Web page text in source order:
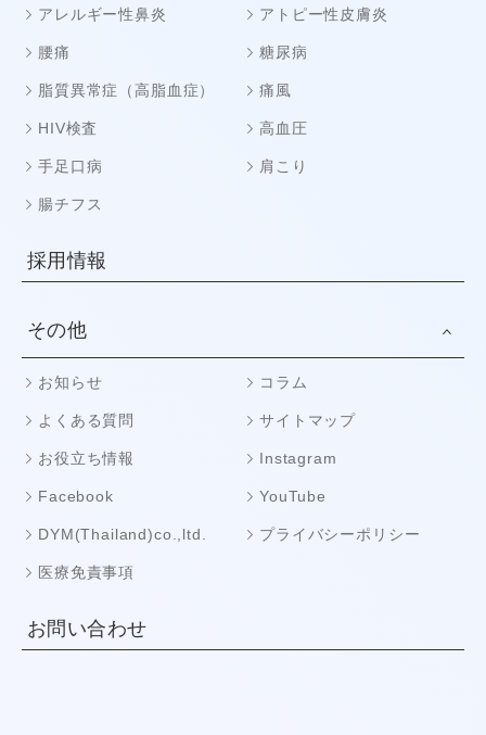
アレルギー性鼻炎 アトピー性皮膚炎
腰痛 糖尿病
脂質異常症（高脂血症） 痛風
HIV検査 高血圧
手足口病 肩こり
腸チフス
採用情報
その他
お知らせ コラム
よくある質問 サイトマップ
お役立ち情報 Instagram
Facebook YouTube
DYM(Thailand)co.,ltd. プライバシーポリシー
医療免責事項
お問い合わせ